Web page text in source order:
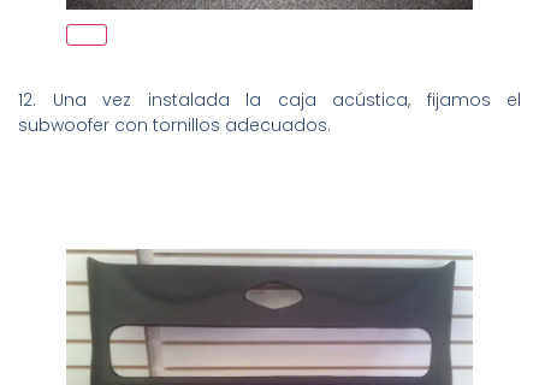
12. Una vez instalada la caja acústica, fijamos el
subwoofer con tornillos adecuados.